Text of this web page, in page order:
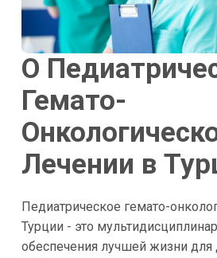
О
Гемато-
Лечении в
Педиатрическое гемато-
Турции - это
обеспечения лучшей жизни для